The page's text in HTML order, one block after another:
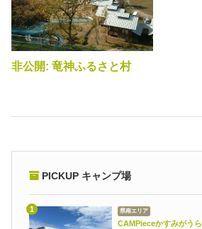
非公開: 竜神ふるさと村
PICKUP キャンプ場
県南エリア
CAMPieceかすみがうら